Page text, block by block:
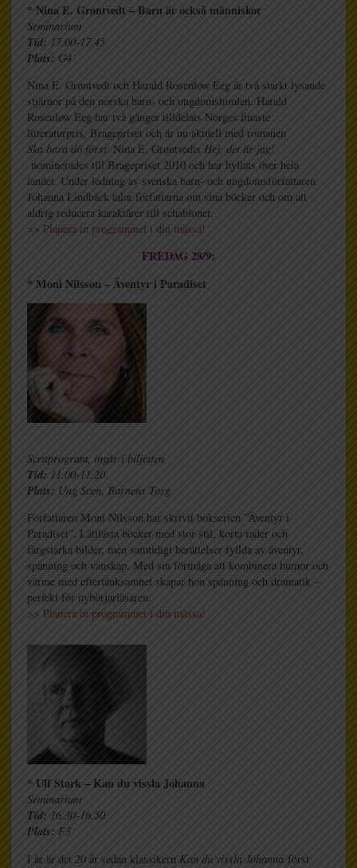
* Nina E. Grøntvedt – Barn är också människor
Seminarium
Tid: 17.00-17.45
Plats: G4
Nina E. Grøntvedt och Harald Rosenløw Eeg är två starkt lysande
stjärnor på den norska barn- och ungdomshimlen. Harald
Rosenløw Eeg har två gånger tilldelats Norges finaste
litteraturpris, Bragepriset och är nu aktuell med romanen
Ska bara dö först. Nina E. GrøntvedtsHej, det är jag!
nominerades till Bragepriset 2010 och har hyllats över hela
landet. Under ledning av svenska barn- och ungdomsförfattaren
Johanna Lindbäck talar författarna om sina böcker och om att
aldrig reducera karaktärer till schabloner.
>> Planera in programmet i din mässa!
FREDAG 28/9:
* Moni Nilsson – Äventyr i Paradiset
Scenprogram, ingår i biljetten
Tid: 11.00-11.20
Plats: Ung Scen, Barnens Torg
Författaren Moni Nilsson har skrivit bokserien ”Äventyr i
Paradiset”. Lättlästa böcker med stor stil, korta rader och
färgstarka bilder, men samtidigt berättelser fyllda av äventyr,
spänning och vänskap. Med sin förmåga att kombinera humor och
värme med eftertänksamhet skapar hon spänning och dramatik –
perfekt för nybörjarläsaren.
>> Planera in programmet i din mässa!
* Ulf Stark – Kan du vissla Johanna
Seminarium
Tid: 16.30-16.50
Plats: F3
I år är det 20 år sedan klassikern Kan du vissla Johanna först